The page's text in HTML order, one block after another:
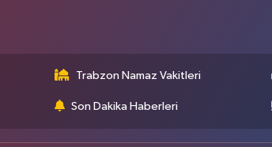
Trabzon Namaz Vakitleri
Son Dakika Haberleri